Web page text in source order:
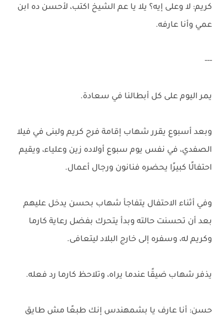
كريم: لا وعلى إيه؟ يلا يا عم الشيخ اكتب، لأحسن ده ابن
عمي وأنا عارفه.
---
يمر اليوم على كل أبطالنا في سعادة.
وبعد أسبوع يقرر شهاب إقامة فرح كريم ولبنى في فيلا
الصفدي، في نفس يوم سبوع أولاده زين وعلياء، ويقيم
احتفالًا كبيرًا يحضره فنانون ورجال أعمال.
وفي أثناء الاحتفال يتفاجأ شهاب بحسن يدخل عليهم
بعد أن تحسنت حالته وبدأ يتحرك بفضل رعاية كارما
وكريم له، وسفره إلى خارج البلاد ليتعافى.
يذفر شهاب ضيقًا عندما يراه، وتلاحظ كارما رد فعله.
حسن: أنا عارف يا بشمهندس إنك طبعًا مش طايق